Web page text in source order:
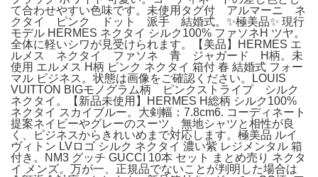
て合わせやすい色味です。未使用タグ付 アルマーニ ネ
クタイ ピンク ドット 派手 結婚式。✨極美品✨ 現行
モデル HERMES ネクタイ シルク100% ファソネH ツヤ。
全体に軽いシワが見受けられます。【美品】HERMES エ
ルメス ネクタイ ファソネ 青 ジャガード H柄。未
使用 エルメス H柄 ピンク ネクタイ 箱付 春 結婚式 フォー
マル ビジネス。状態は画像をご確認ください。LOUIS
VUITTON BIGモノグラム柄 ピンクストライプ シルク
ネクタイ。【新品未使用】HERMES H総柄 シルク100%
ネクタイ スカイブルー。大剣幅：7.8cm6. コーディネート
提案ネイビーやグレーのスーツ、無地シャツと相性が良
く、ビジネスからきれいめまで対応します。極美品 ルイ
ヴィトン LVロゴ シルク ネクタイ 濃い紫 レジメンタル 箱
付き。NM3 グッチ GUCCI 10本 セット まとめ売り ネクタ
イ メンズ。万が一、正規品でないことが判明した場合は